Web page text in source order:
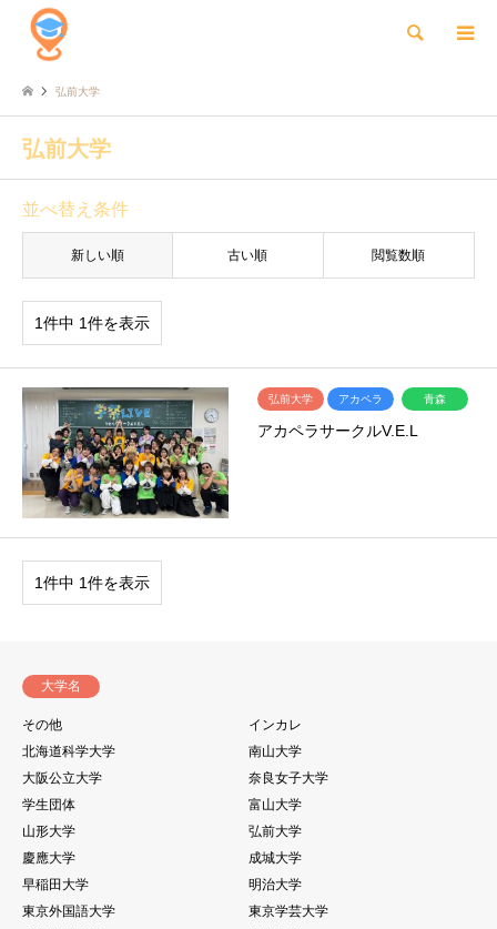
検索
弘前大学
弘前大学
並べ替え条件
新しい順 古い順 閲覧数順
1件中 1件を表示
弘前大学 アカペラ 青森
アカペラサークルV.E.L
1件中 1件を表示
大学名
その他
インカレ
北海道科学大学
南山大学
大阪公立大学
奈良女子大学
学生団体
富山大学
山形大学
弘前大学
慶應大学
成城大学
早稲田大学
明治大学
東京外国語大学
東京学芸大学